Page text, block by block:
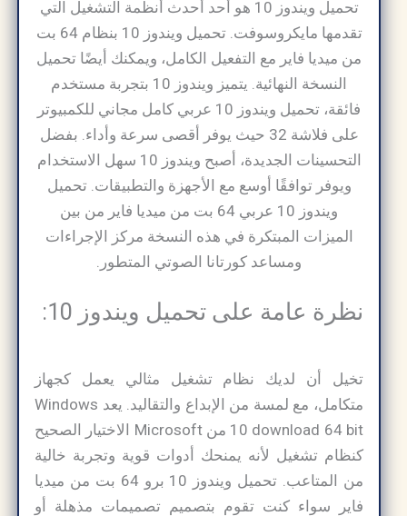
تحميل ويندوز 10 هو أحد أحدث أنظمة التشغيل التي
تقدمها مايكروسوفت. تحميل ويندوز 10 بنظام 64 بت
من ميديا ​​فاير مع التفعيل الكامل، ويمكنك أيضًا تحميل
النسخة النهائية. يتميز ويندوز 10 بتجربة مستخدم
فائقة، تحميل ويندوز 10 عربي كامل مجاني للكمبيوتر
على فلاشة 32 حيث يوفر أقصى سرعة وأداء. بفضل
التحسينات الجديدة، أصبح ويندوز 10 سهل الاستخدام
ويوفر توافقًا أوسع مع الأجهزة والتطبيقات. تحميل
ويندوز 10 عربي 64 بت من ميديا فاير من بين
الميزات المبتكرة في هذه النسخة مركز الإجراءات
ومساعد كورتانا الصوتي المتطور.
نظرة عامة على تحميل ويندوز 10:
تخيل أن لديك نظام تشغيل مثالي يعمل كجهاز
متكامل، مع لمسة من الإبداع والتقاليد. يعد Windows
10 download 64 bit من Microsoft الاختيار الصحيح
كنظام تشغيل لأنه يمنحك أدوات قوية وتجربة خالية
من المتاعب. تحميل ويندوز 10 برو 64 بت من ميديا
فاير سواء كنت تقوم بتصميم تصميمات مذهلة أو